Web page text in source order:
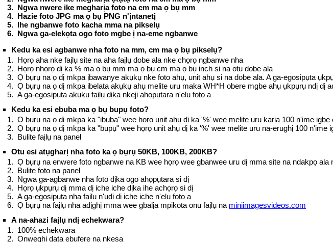
Ngwa nwere ike megharịa foto na cm ma ọ bụ mm
Hazie foto JPG ma ọ bụ PNG n'ịntanetị
Ihe ngbanwe foto kacha mma na pikselụ
Ngwa ga-elekọta ogo foto mgbe ị na-eme ngbanwe
Kedu ka esi agbanwe nha foto na mm, cm ma ọ bụ pikselụ?
Họrọ aha nke faịlụ site na aha faịlụ dobe ala nke chọrọ ngbanwe nha
Họrọ nhọrọ dị ka % ma ọ bụ mm ma ọ bụ cm ma ọ bụ inch si na otu dobe ala
Ọ bụrụ na ọ dị mkpa ịbawanye akụkụ nke foto ahụ, unit ahụ si na dobe ala. A ga-egosipụta
Ọ bụrụ na ọ dị mkpa ibelata akụkụ ahụ melite uru maka WH*H obere mgbe ahụ ụkpụrụ ndị dị
A ga-egosipụta akụkụ faịlụ dịka nkeji ahọpụtara n'elu foto a
Kedu ka esi ebuba ma ọ bụ bupụ foto?
Ọ bụrụ na ọ dị mkpa ka "ịbuba" wee họrọ unit ahụ dị ka '%' wee melite uru karịa 100 n'ime
Ọ bụrụ na ọ dị mkpa ka "bupụ" wee họrọ unit ahụ dị ka '%' wee melite uru na-erughị 100 n'ime
Bulite faịlụ na panel
Otu esi atụgharị nha foto ka ọ bụrụ 50KB, 100KB, 200KB?
Ọ bụrụ na enwere foto ngbanwe na KB wee họrọ wee gbanwee uru dị mma site na ndakpọ ala
Bulite foto na panel
Ngwa ga-agbanwe nha foto dịka ogo ahọpụtara si dị
Họrọ ụkpụrụ dị mma dị iche iche dịka ihe achọrọ si dị
A ga-egosipụta nha faịlụ n'ụdị dị iche iche n'elu foto a
Ọ bụrụ na faịlụ nha adịghị mma wee gbalịa mpikota onu faịlụ na miniimagesvideos.com
A na-ahazi faịlụ ndị echekwara?
100% echekwara
Ọnweghị data ebufere na nkesa